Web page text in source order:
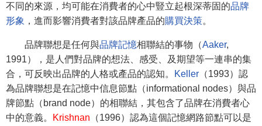
不同的來源，均可能在消費者的心中豎立起根深蒂固的品牌
形象 ，進而影響消費者對該品牌產品的購買決策。
品牌聯想是任何與品牌記憶相聯結的事物（Aaker,
1991），是人們對品牌的想法、感受、及期望等一連串的集
合，可反映出品牌的人格或產品的認知。
Keller （1993）認
為品牌聯想是在記憶中信息節點（informational nodes）與品
牌節點（brand node）的相聯結，其包含了品牌在消費者心
中的意義。
Krishnan （1996）認為這個記憶網路節點可以是